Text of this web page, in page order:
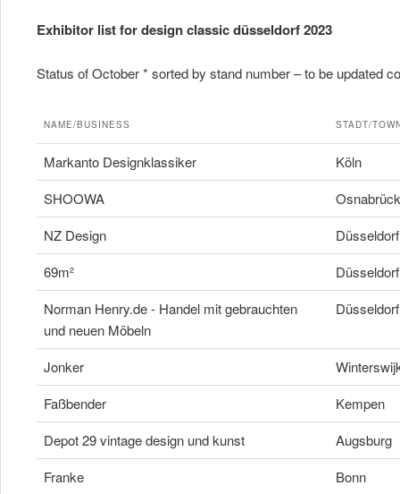
Exhibitor list for design classic düsseldorf 2023
Status of October * sorted by stand number – to be updated
NAME/BUSINESS STADT/
Markanto Designklassiker
Köln
SHOOWA
Osnabrück
NZ Design
Düsseldorf
69m²
Düsseldorf
Norman Henry.de - Handel mit gebrauchten
und neuen Möbeln
Düsseldorf
Jonker
Faßbender
Kempen
Depot 29 vintage design und kunst
Augsburg
Franke
Bonn